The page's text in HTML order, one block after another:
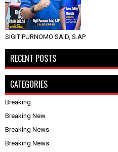
SIGIT PURNOMO SAID, S.AP
RECENT POSTS
CATEGORIES
Breaking
Breaking New
Breaking News
Breaking News.